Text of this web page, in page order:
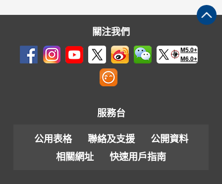
關注我們
M5.0+
M6.0+
服務台
公用表格 聯絡及支援
公開資料
相關網址
快速用戶指南